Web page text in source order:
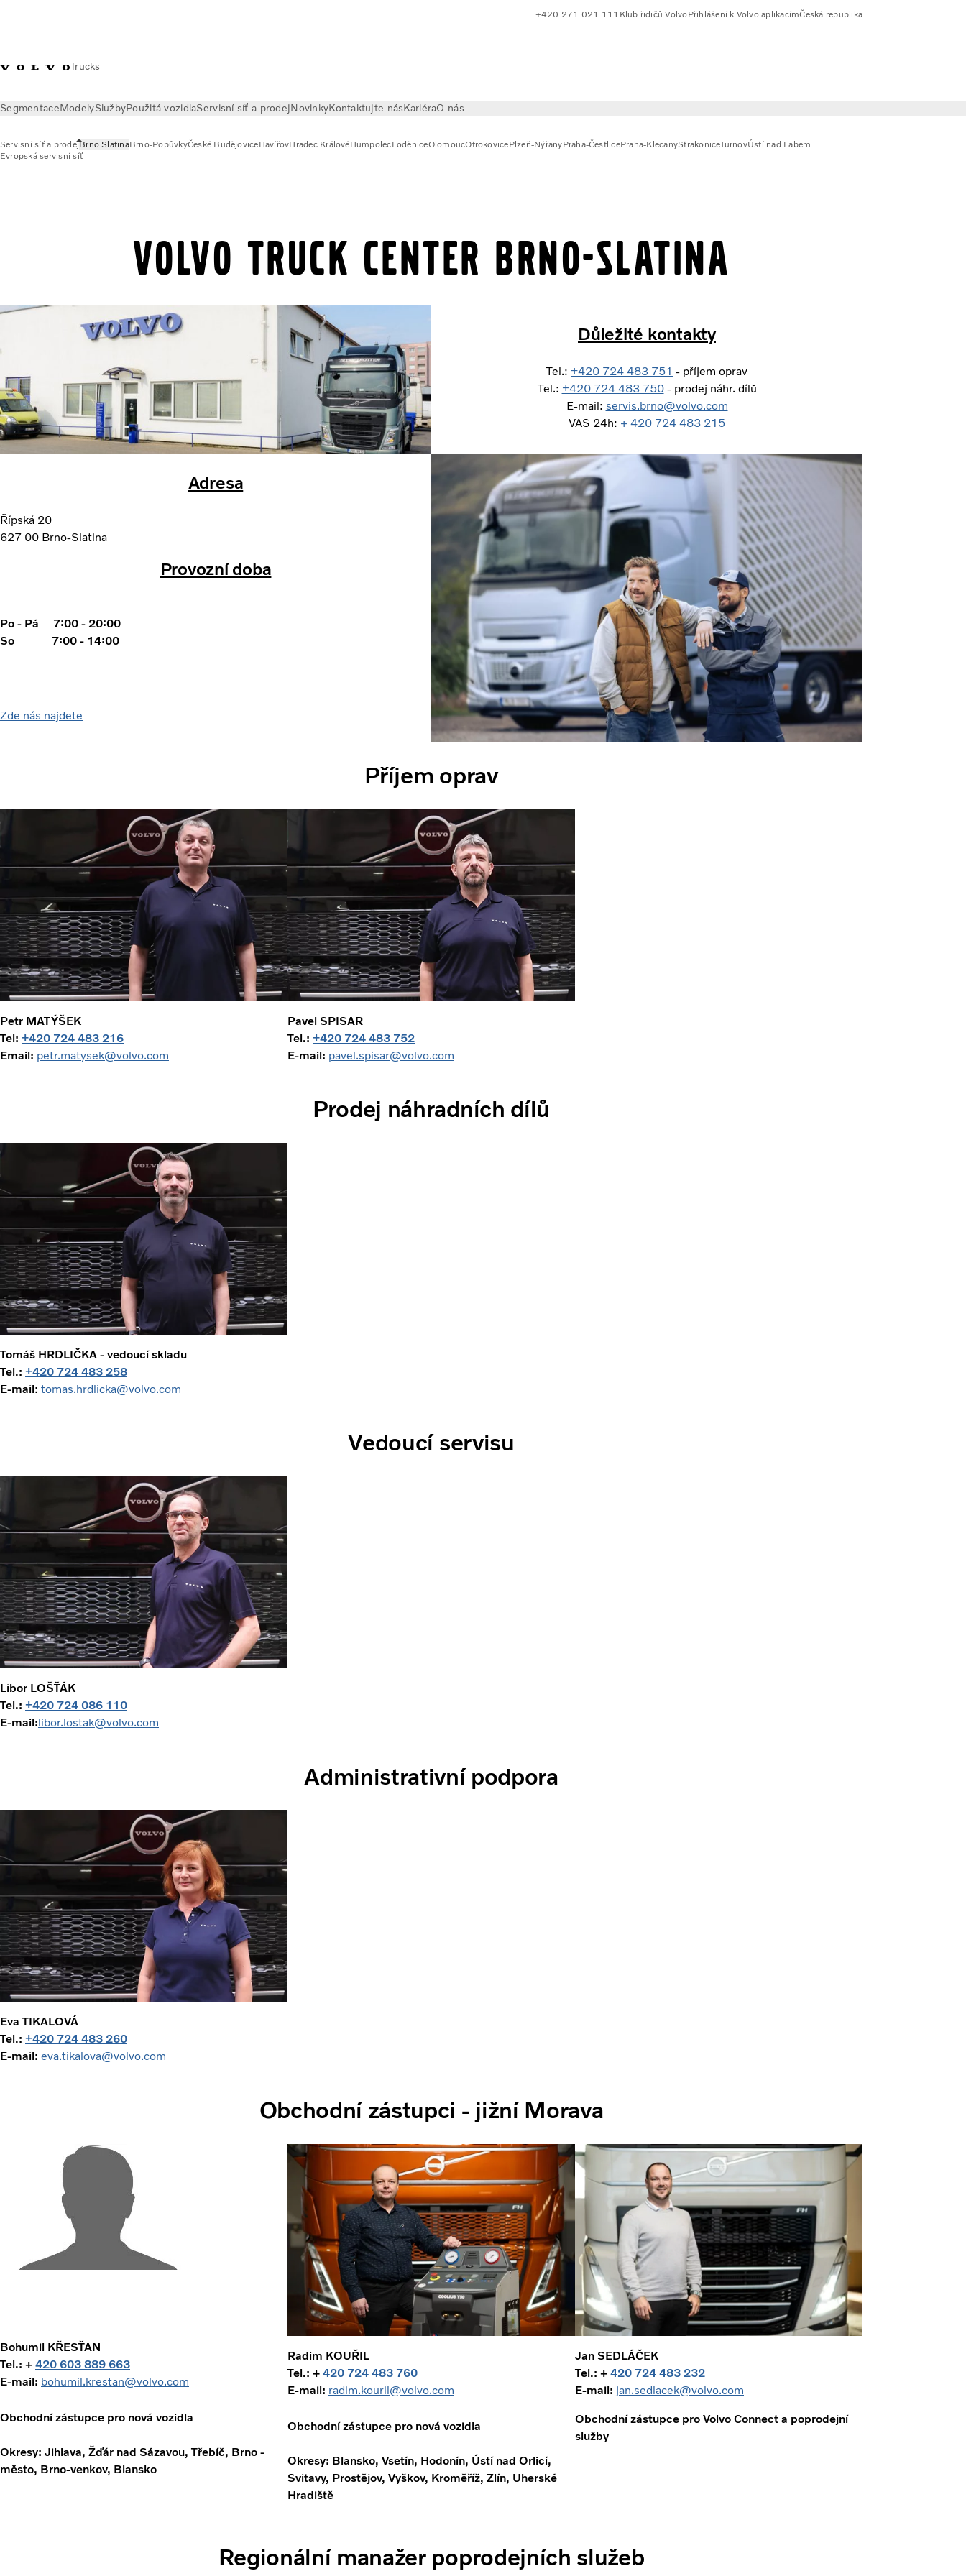
Trucks
+420 271 021 111 Klub řidičů VolvoPřihlášení k Volvo aplikacímČeská republika
SegmentaceModelySlužbyPoužitá vozidlaServisní síť a prodejNovinkyKontaktujte násKariéraO nás
Servisní síť a prodejBrno SlatinaBrno-PopůvkyČeské BudějoviceHavířovHradec KrálovéHumpolecLoděniceOlomoucOtrokovicePlzeň-NýřanyPraha-ČestlicePraha-KlecanyStrakoniceTurnovÚstí nad Labem
Evropská servisní síť
Volvo Truck Center Brno-Slatina
Důležité kontakty
Tel.: +420 724 483 751 - příjem oprav
Tel.: +420 724 483 750- prodej náhr. dílů
E-mail: servis.brno@volvo.com
VAS 24h: + 420 724 483 215
Adresa
Řípská 20
627 00 Brno-Slatina
Provozní doba
Po - Pá 7:00 - 20:00
So 7:00 - 14:00
Zde nás najdete
Příjem oprav
Petr MATÝŠEK
Tel: +420 724 483 216
Email: petr.matysek@volvo.com
Pavel SPISAR
Tel.: +420 724 483 752
E-mail: pavel.spisar@volvo.com
Prodej náhradních dílů
Tomáš HRDLIČKA - vedoucí skladu
Tel.: +420 724 483 258
E-mail: tomas.hrdlicka@volvo.com
Vedoucí servisu
Libor LOŠŤÁK
Tel.: +420 724 086 110
E-mail:libor.lostak@volvo.com
Administrativní podpora
Eva TIKALOVÁ
Tel.: +420 724 483 260
E-mail: eva.tikalova@volvo.com
Obchodní zástupci - jižní Morava
Bohumil KŘESŤAN
Tel.: + 420 603 889 663
E-mail: bohumil.krestan@volvo.com
Obchodní zástupce pro nová vozidla
Okresy: Jihlava, Žďár nad Sázavou, Třebíč, Brno -
město, Brno-venkov, Blansko
Radim KOUŘIL
Tel.: + 420 724 483 760
E-mail: radim.kouril@volvo.com
Obchodní zástupce pro nová vozidla
Okresy: Blansko, Vsetín, Hodonín, Ústí nad Orlicí,
Svitavy, Prostějov, Vyškov, Kroměříž, Zlín, Uherské
Hradiště
Jan SEDLÁČEK
Tel.: + 420 724 483 232
E-mail: jan.sedlacek@volvo.com
Obchodní zástupce pro Volvo Connect a poprodejní
služby
Regionální manažer poprodejních služeb